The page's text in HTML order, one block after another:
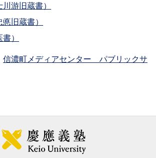
游旧蔵書）
旧蔵書）
）
信濃町メディアセンター パブリックサ